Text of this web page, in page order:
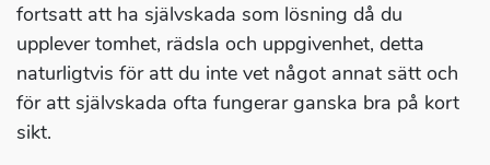
fortsatt att ha självskada som lösning då du
upplever tomhet, rädsla och uppgivenhet, detta
naturligtvis för att du inte vet något annat sätt och
för att självskada ofta fungerar ganska bra på kort
sikt.